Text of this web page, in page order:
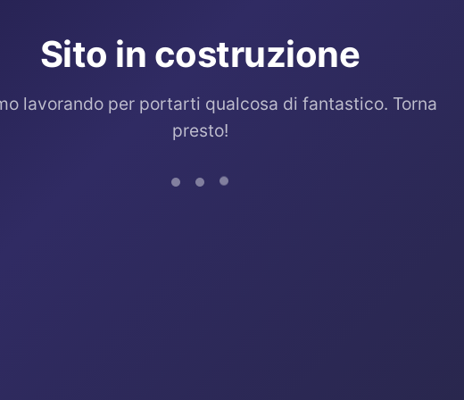
Sito in costruzione
lavorando per portarti qualcosa di fantastico. Torna
presto!